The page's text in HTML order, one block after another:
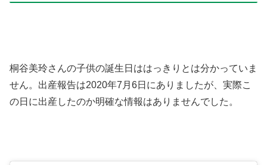
桐谷美玲さんの子供の誕生日ははっきりとは分かっていま
せん。出産報告は2020年7月6日にありましたが、実際こ
の日に出産したのか明確な情報はありませんでした。